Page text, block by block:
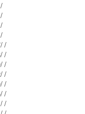
Mblu: 17/ 0/ 65/ /
Mblu: 27/ 0/ 53/ /
Mblu: 17/ 0/ 64/ /
Mblu: 17/ 0/ 36/ /
Mblu: 17/ 0/ 37/ /
Mblu: 17/ 0/ 38/ /
Mblu: 17/ 0/ 39/ /
Mblu: 17/ 0/ 62/ /
Mblu: 17/ 0/ 40/ /
Mblu: 17/ 0/ 55/ /
Mblu: 17/ 0/ 61/ /